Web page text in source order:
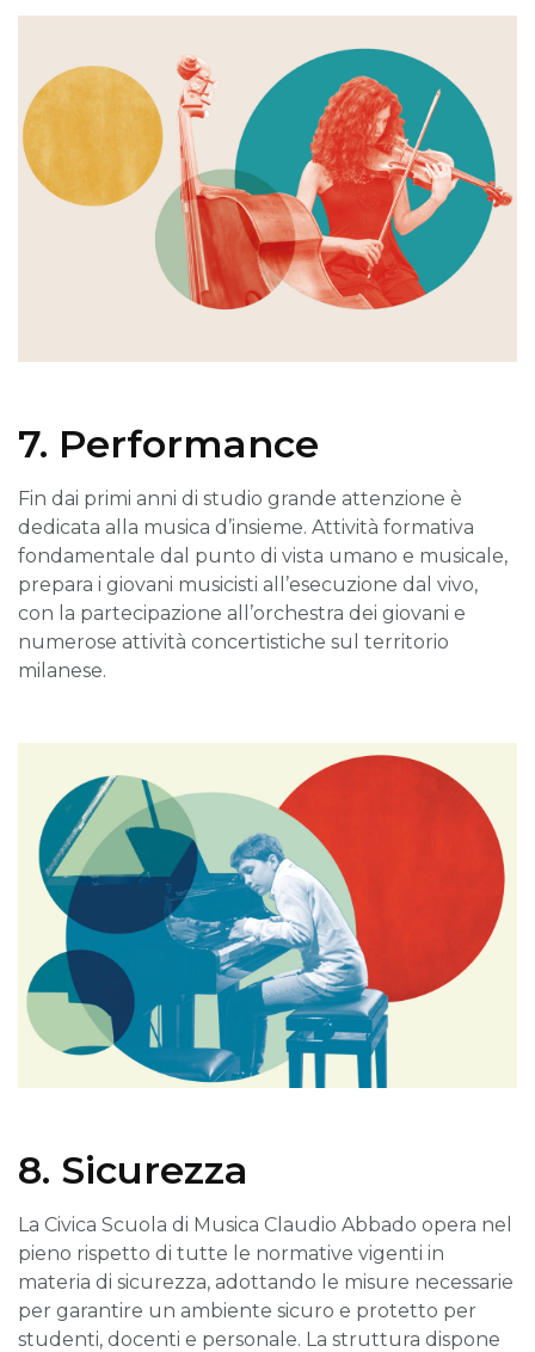
7. Performance
Fin dai primi anni di studio grande attenzione è
dedicata alla musica d’insieme. Attività formativa
fondamentale dal punto di vista umano e musicale,
prepara i giovani musicisti all’esecuzione dal vivo,
con la partecipazione all’orchestra dei giovani e
numerose attività concertistiche sul territorio
milanese.
8. Sicurezza
La Civica Scuola di Musica Claudio Abbado opera nel
pieno rispetto di tutte le normative vigenti in
materia di sicurezza, adottando le misure necessarie
per garantire un ambiente sicuro e protetto per
studenti, docenti e personale. La struttura dispone